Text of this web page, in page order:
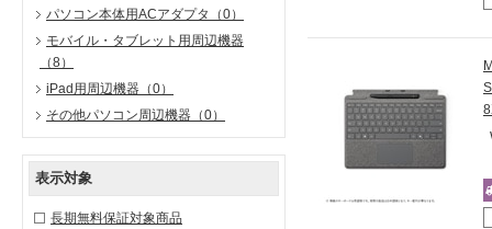
パソコン本体用ACアダプタ
（0）
モバイル・タブレット用周辺機器
（8）
iPad用周辺機器 （0）
その他パソコン周辺機器 （0）
表示対象
長期無料保証対象商品